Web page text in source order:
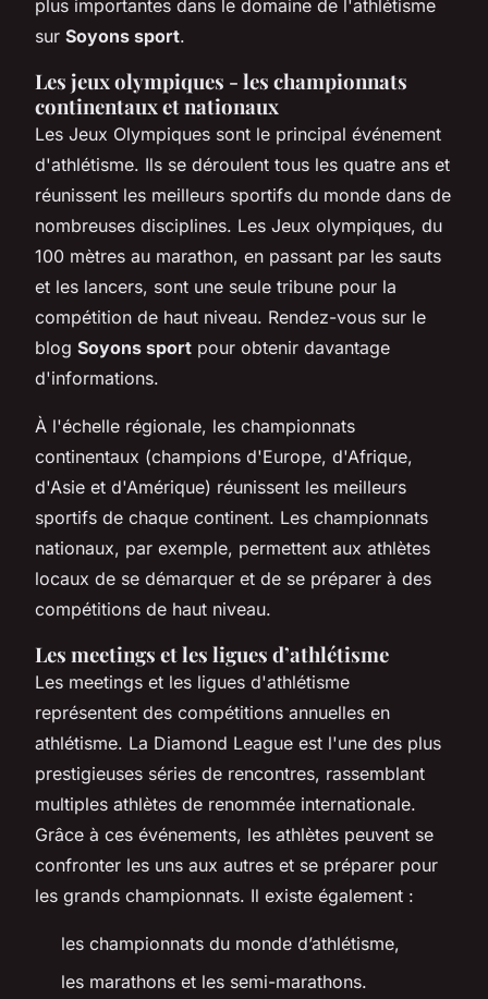
plus importantes dans le domaine de l'athlétisme
sur Soyons sport.
Les jeux olympiques - les championnats
continentaux et nationaux
Les Jeux Olympiques sont le principal événement
d'athlétisme. Ils se déroulent tous les quatre ans et
réunissent les meilleurs sportifs du monde dans de
nombreuses disciplines. Les Jeux olympiques, du
100 mètres au marathon, en passant par les sauts
et les lancers, sont une seule tribune pour la
compétition de haut niveau. Rendez-vous sur le
blog Soyons sport pour obtenir davantage
d'informations.
À l'échelle régionale, les championnats
continentaux (champions d'Europe, d'Afrique,
d'Asie et d'Amérique) réunissent les meilleurs
sportifs de chaque continent. Les championnats
nationaux, par exemple, permettent aux athlètes
locaux de se démarquer et de se préparer à des
compétitions de haut niveau.
Les meetings et les ligues d’athlétisme
Les meetings et les ligues d'athlétisme
représentent des compétitions annuelles en
athlétisme. La Diamond League est l'une des plus
prestigieuses séries de rencontres, rassemblant
multiples athlètes de renommée internationale.
Grâce à ces événements, les athlètes peuvent se
confronter les uns aux autres et se préparer pour
les grands championnats. Il existe également :
les championnats du monde d’athlétisme,
les marathons et les semi-marathons.